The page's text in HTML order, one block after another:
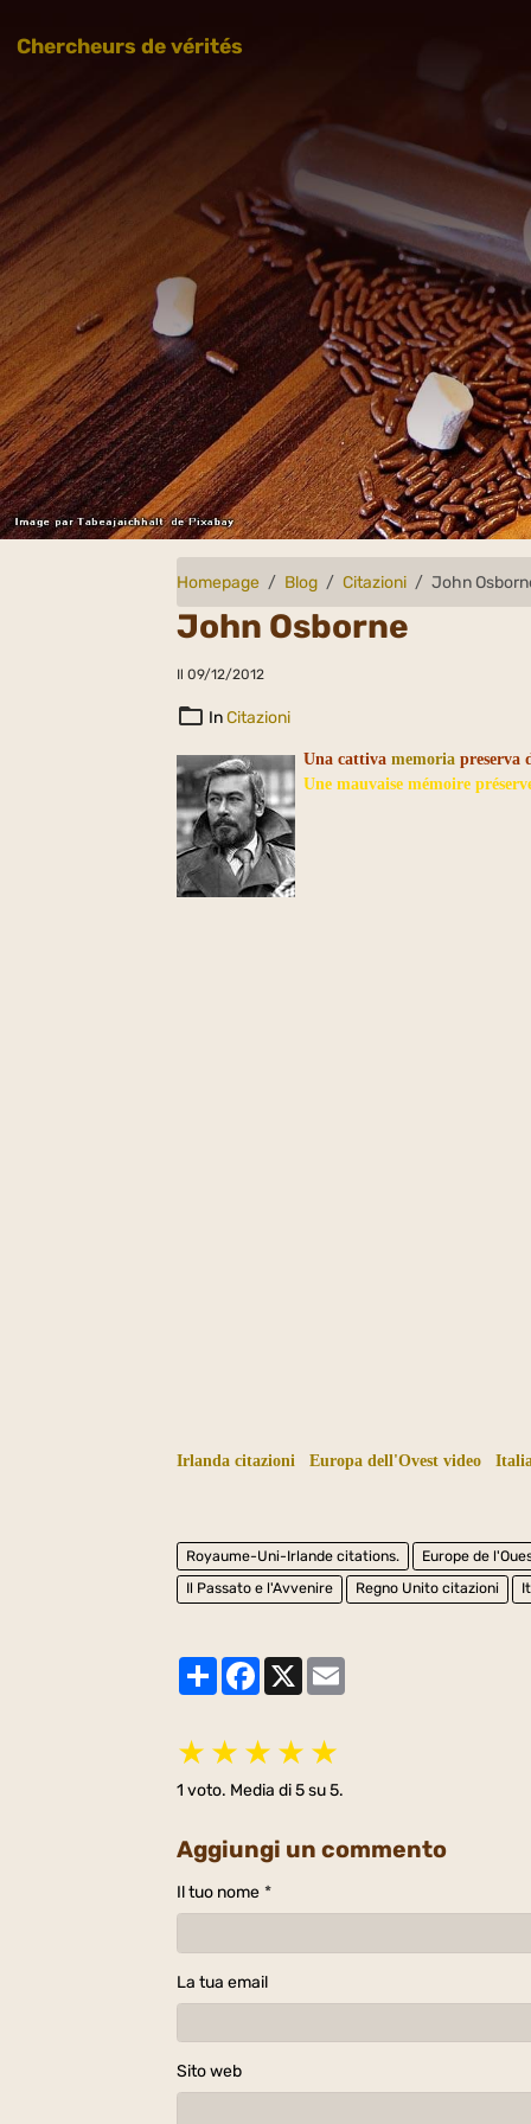
Chercheurs de vérités
Homepage Blog Citazioni John
John Osborne
Il 09/12/2012
InCitazioni
Una cattivamemoria preserva
Une mauvaise mémoire
Irlanda citazioni Europa dell'Ovest video
Royaume-Uni-Irlande citations.
Europe de
Il Passato e l'Avvenire
Regno Unito citazioni
PartagerFacebook
X
★ ★ ★ ★ ★
1 voto. Media di5su 5.
Aggiungi un commento
Il tuo nome
La tua email
Sito web